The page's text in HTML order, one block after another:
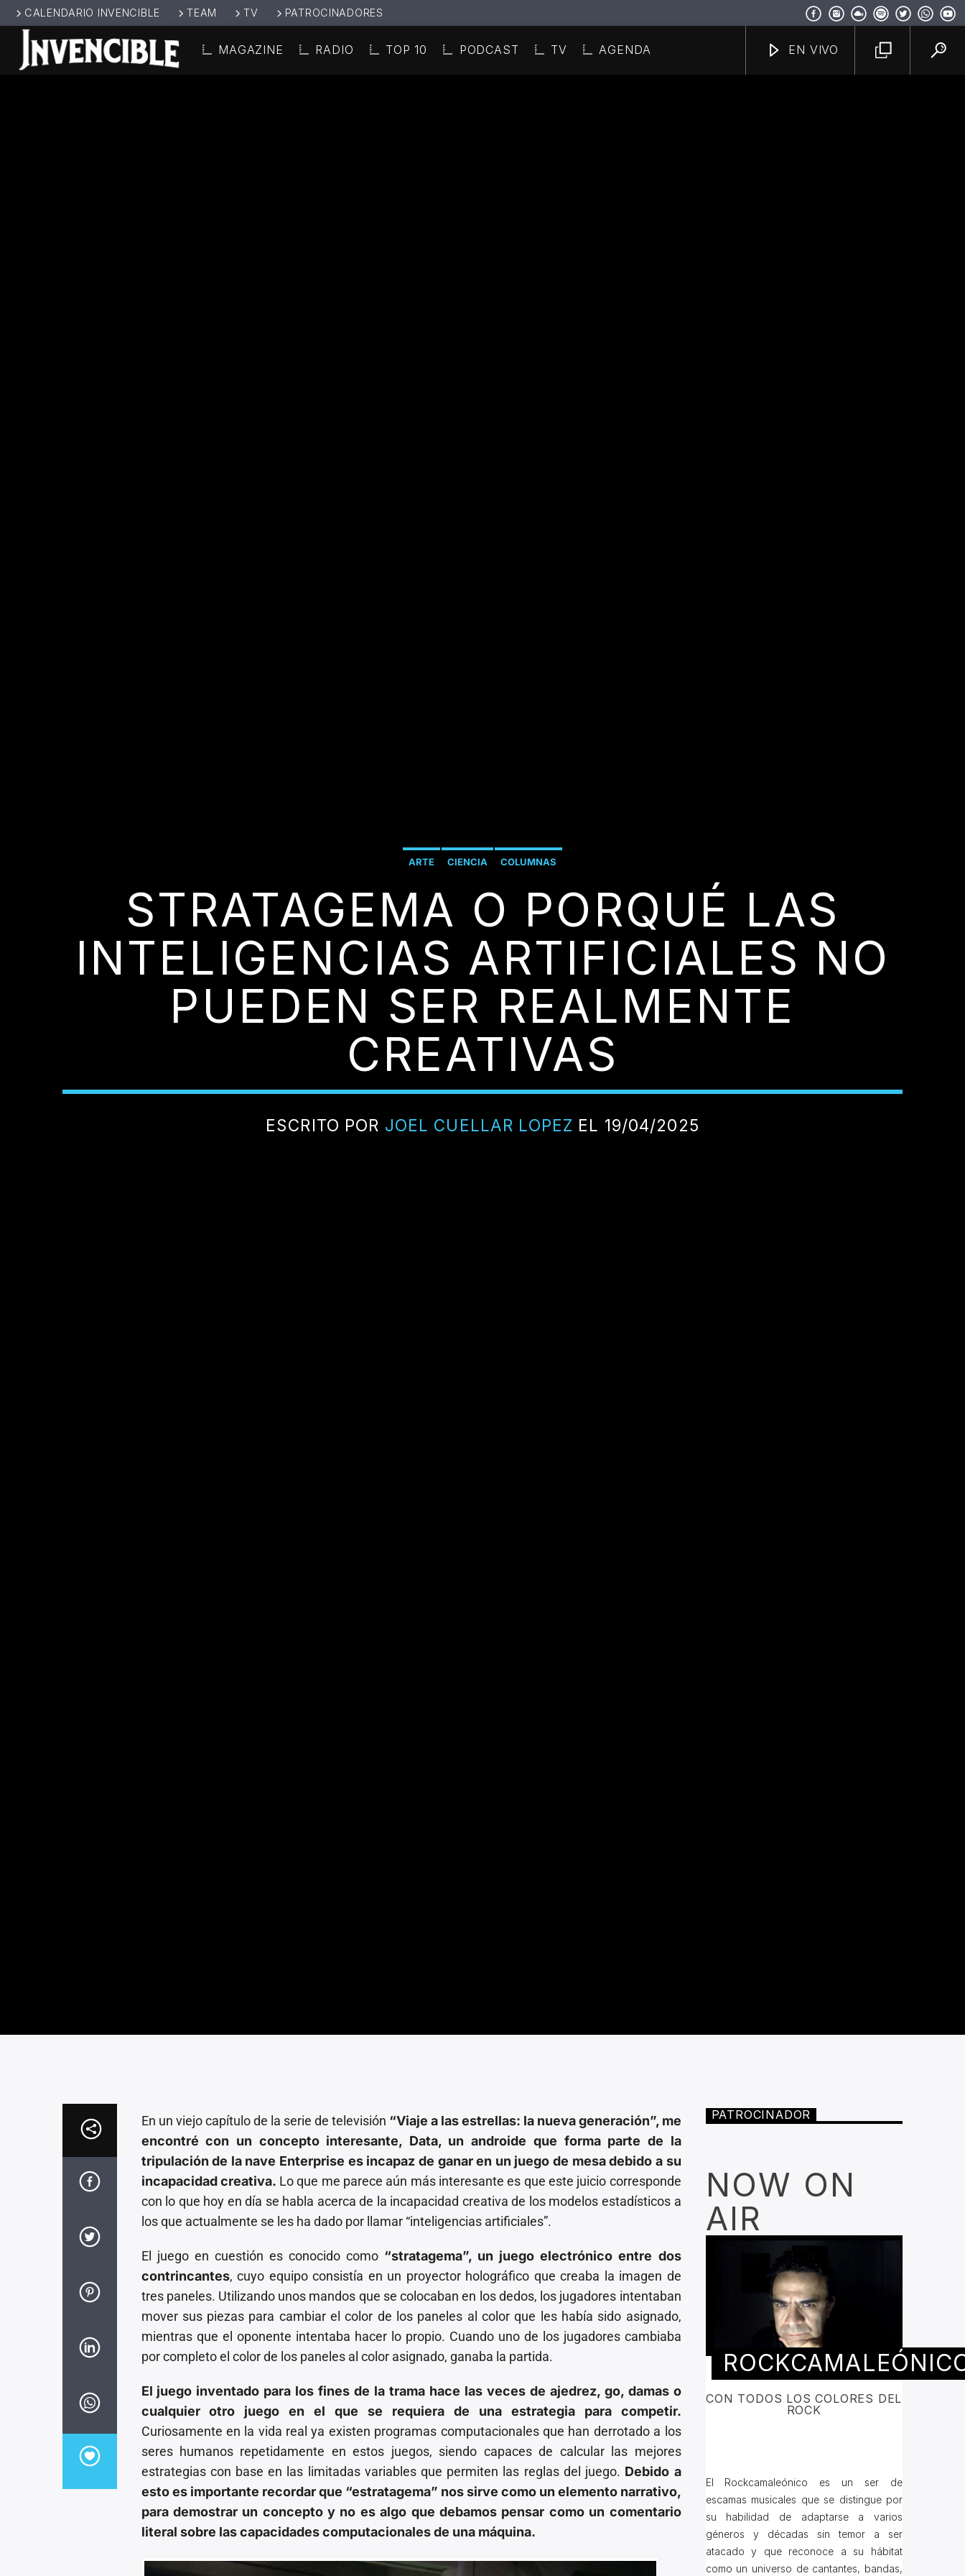
CALENDARIO INVENCIBLE TEAM TV PATROCINADORES
MAGAZINE RADIO TOP 10 PODCAST TV AGENDA EN VIVO
ARTE CIENCIA COLUMNAS
STRATAGEMA O PORQUÉ LAS
INTELIGENCIAS ARTIFICIALES NO
PUEDEN SER REALMENTE
CREATIVAS
ESCRITO POR JOEL CUELLAR LOPEZ EL 19/04/2025
En un viejo capítulo de la serie de televisión “Viaje a las estrellas: la nueva generación”, me
encontré con un concepto interesante, Data, un androide que forma parte de la
tripulación de la nave Enterprise es incapaz de ganar en un juego de mesa debido a su
incapacidad creativa. Lo que me parece aún más interesante es que este juicio corresponde
con lo que hoy en día se habla acerca de la incapacidad creativa de los modelos estadísticos a
los que actualmente se les ha dado por llamar “inteligencias artificiales”.
El juego en cuestión es conocido como “stratagema”, un juego electrónico entre dos
contrincantes, cuyo equipo consistía en un proyector holográfico que creaba la imagen de
tres paneles. Utilizando unos mandos que se colocaban en los dedos, los jugadores intentaban
mover sus piezas para cambiar el color de los paneles al color que les había sido asignado,
mientras que el oponente intentaba hacer lo propio. Cuando uno de los jugadores cambiaba
por completo el color de los paneles al color asignado, ganaba la partida.
El juego inventado para los fines de la trama hace las veces de ajedrez, go, damas o
cualquier otro juego en el que se requiera de una estrategia para competir.
Curiosamente en la vida real ya existen programas computacionales que han derrotado a los
seres humanos repetidamente en estos juegos, siendo capaces de calcular las mejores
estrategias con base en las limitadas variables que permiten las reglas del juego. Debido a
esto es importante recordar que “estratagema” nos sirve como un elemento narrativo,
para demostrar un concepto y no es algo que debamos pensar como un comentario
literal sobre las capacidades computacionales de una máquina.
PATROCINADOR
NOW ON
AIR
CON TODOS LOS COLORES DEL
ROCK
El Rockcamaleónico es un ser de
escamas musicales que se distingue por
su habilidad de adaptarse a varios
géneros y décadas sin temor a ser
atacado y que reconoce a su hábitat
como un universo de cantantes, bandas,